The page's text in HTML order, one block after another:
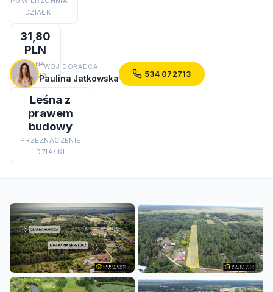
DZIAŁKI
31,80
PLN
CENA
ZA M2
Leśna z
prawem
budowy
PRZEZNACZENIE
DZIAŁKI
TWÓJ DORADCA
Paulina Jatkowska 534 072713